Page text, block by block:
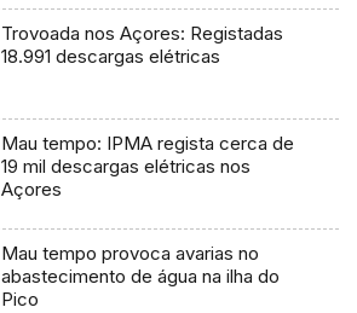
Trovoada nos Açores: Registadas
18.991 descargas elétricas
Mau tempo: IPMA regista cerca de
19 mil descargas elétricas nos
Açores
Mau tempo provoca avarias no
abastecimento de água na ilha do
Pico